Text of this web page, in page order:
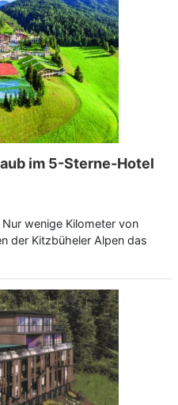
im 5-Sterne-Hotel
wenige Kilometer von
der Kitzbüheler Alpen das